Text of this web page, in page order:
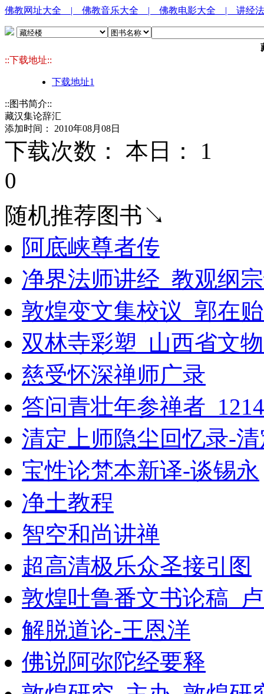
佛教网址大全 | 佛教音乐大全 | 佛教电影大全 | 讲经
::下载地址::
下载地址1
::图书简介::
藏汉集论辞汇
添加时间： 2010年08月08日
下载次数： 本日： 1
0
随机推荐图书↘
阿底峡尊者传
净界法师讲经_教观纲
敦煌变文集校议_郭在
双林寺彩塑_山西省文
慈受怀深禅师广录
答问青壮年参禅者
清定上师隐尘回忆录-
宝性论梵本新译-谈锡永
净土教程
智空和尚讲禅
超高清极乐众圣接引图
敦煌吐鲁番文书论稿_
解脱道论-王恩洋
佛说阿弥陀经要释